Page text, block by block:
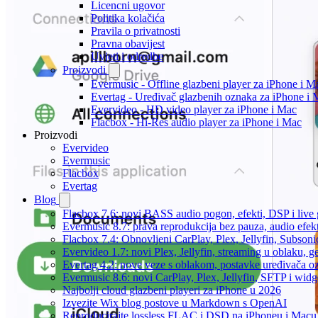
Licencni ugovor
Politika kolačića
Pravila o privatnosti
Pravna obavijest
Uvjeti i odredbe
Proizvodi
Evermusic - Offline glazbeni player za iPhone i
Evertag - Uređivač glazbenih oznaka za iPhone i
Evervideo - HD video player za iPhone i Mac
Flacbox - Hi-Res audio player za iPhone i Mac
Proizvodi
Evervideo
Evermusic
Flacbox
Evertag
Blog
Flacbox 7.6: novi BASS audio pogon, efekti, DSP i live
Evermusic 8.7: prava reprodukcija bez pauza, audio
Flacbox 7.4: Obnovljeni CarPlay, Plex, Jellyfin,
Evervideo 1.7: novi Plex, Jellyfin, streaming u oblaku,
Evertag 4.2: nove veze s oblakom, postavke uređivača
Evermusic 8.6: novi CarPlay, Plex, Jellyfin, SFTP i
Najbolji cloud glazbeni playeri za iPhone u 2026
Izvezite Wix blog postove u Markdown s OpenAI
Reproducirajte lossless FLAC i DSD na iPhoneu i